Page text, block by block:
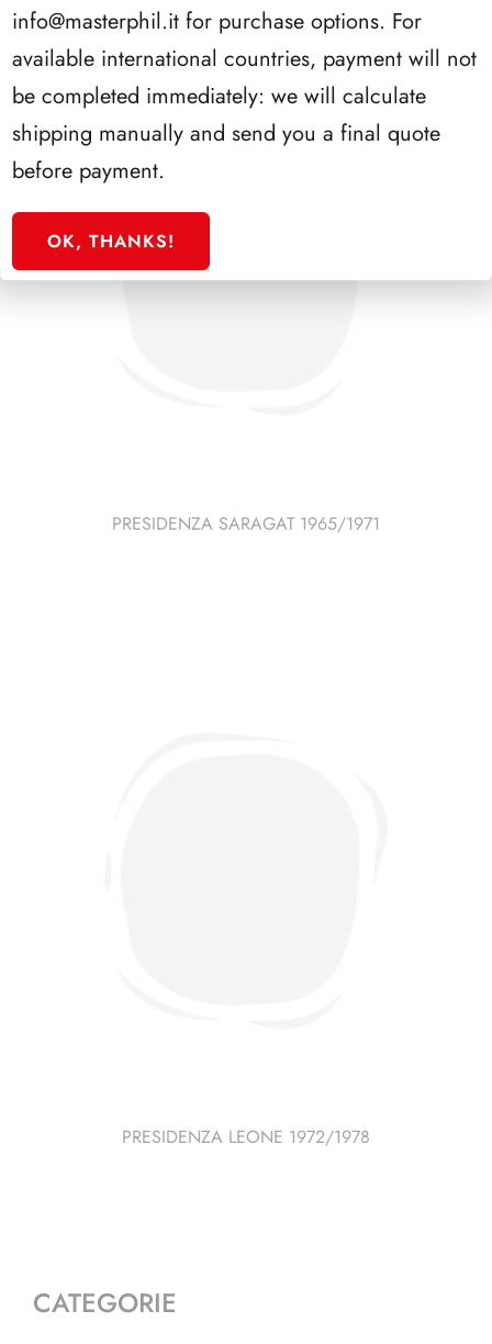
PRESIDENZA SARAGAT 1965/1971
PRESIDENZA LEONE 1972/1978
CATEGORIE
info@masterphil.it for purchase options. For
available international countries, payment will not
be completed immediately: we will calculate
shipping manually and send you a final quote
before payment.
OK, THANKS!